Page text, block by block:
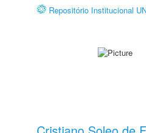
Repositório Institucional